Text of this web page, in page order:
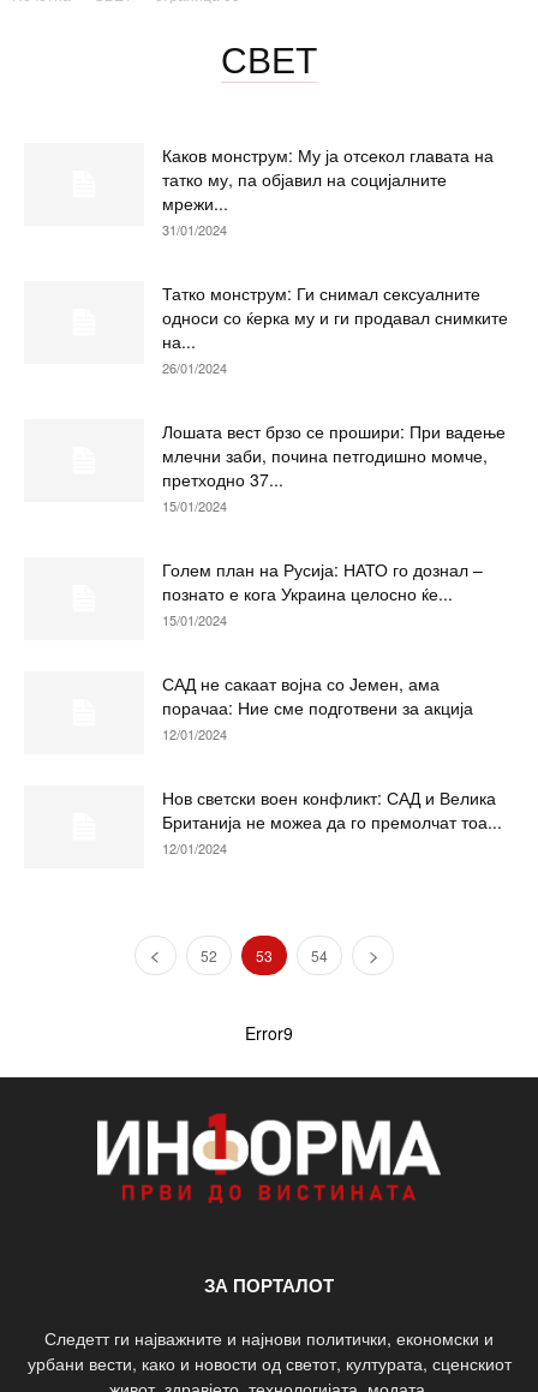
СВЕТ
Каков монструм: Му ја отсекол главата на
татко му, па објавил на социјалните
мрежи...
31/01/2024
Татко монструм: Ги снимал сексуалните
односи со ќерка му и ги продавал снимките
на...
26/01/2024
Лошата вест брзо се прошири: При вадење
млечни заби, почина петгодишно момче,
претходно 37...
15/01/2024
Голем план на Русија: НАТО го дознал –
познато е кога Украина целосно ќе...
15/01/2024
САД не сакаат војна со Јемен, ама
порачаа: Ние сме подготвени за акција
12/01/2024
Нов светски воен конфликт: САД и Велика
Британија не можеа да го премолчат тоа...
12/01/2024
52 53 54
Error9
ЗА ПОРТАЛОТ
Следетт ги најважните и најнови политички, економски и
урбани вести, како и новости од светот, културата, сценскиот